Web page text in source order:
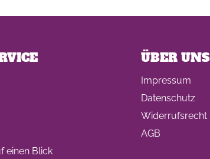
einen Blick
ÜBER UNS
Impressum
Datenschutz
Widerrufsrecht
AGB